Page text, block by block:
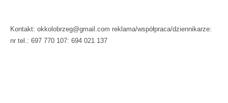
Kontakt: okkolobrzeg@gmail.com reklama/współpraca/dziennikarze:
nr tel.: 697 770 107: 694 021 137